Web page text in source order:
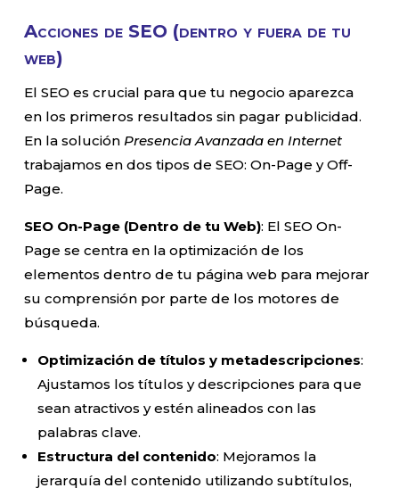
Acciones de SEO (dentro y fuera de tu
web)
El SEO es crucial para que tu negocio aparezca
en los primeros resultados sin pagar publicidad.
En la soluciónPresencia Avanzada en Internet
trabajamos en dos tipos de SEO: On-Page y Off-
Page.
SEO On-Page (Dentro de tu Web): El SEO On-
Page se centra en la optimización de los
elementos dentro de tu página web para mejorar
su comprensión por parte de los motores de
búsqueda.
Optimización de títulos y metadescripciones:
Ajustamos los títulos y descripciones para que
sean atractivos y estén alineados con las
palabras clave.
Estructura del contenido: Mejoramos la
jerarquía del contenido utilizando subtítulos,